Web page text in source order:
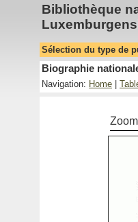
Bibliothèque
Sélection du type de
Biographie
Navigation: Home
Zoom